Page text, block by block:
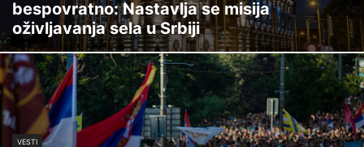
bespovratno: Nastavlja se misija
oživljavanja sela u Srbiji
VESTI